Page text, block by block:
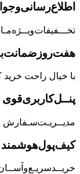
با خیال راحت خرید
پنــل‌کاربری‌قوی
مدیــریـت‌سـفارش
کیف‌پول‌هوشمند